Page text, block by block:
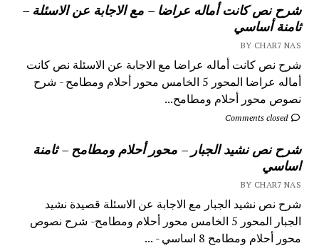
شرح نص كانت أماله عراضا – مع الاجابة عن الاسئلة –
ثامنة أساسي
BY CHAR7 NAS
شرح نص كانت أماله عراضا مع الاجابة عن الاسئلة نص كانت
أماله عراضا المحور 5 الخامس محور أحلام ومطامح - شرح
نصوص محور أحلام ومطامح...
Comments closed
شرح نص نشيد الجبار – محور أحلام ومطامح – ثامنة
اساسي
BY CHAR7 NAS
شرح نص نشيد الجبار مع الاجابة عن الاسئلة قصيدة نشيد
الجبار المحور 5 الخامس محور أحلام ومطامح- شرح نصوص
محور أحلام ومطامح 8 اساسي - ...